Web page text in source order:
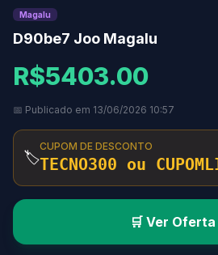
Magalu
D90be7 Joo Magalu
R$5403.00
📅 Publicado em 13/06/2026 10:57
🏷️
CUPOM DE DESCONTO
TECNO300 ou
🛒 Ver